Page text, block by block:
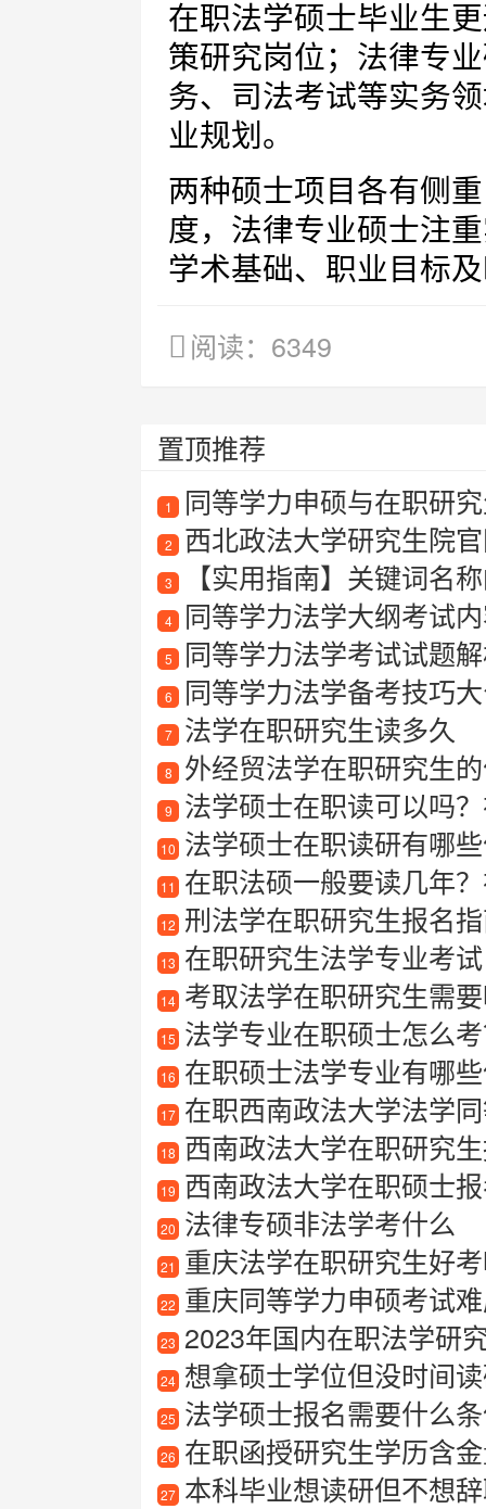
在职法学硕士毕业生
策研究岗位；法律专
务、司法考试等实务
业规划。
两种硕士项目各有侧
度，法律专业硕士注
学术基础、职业目标
阅读：6349
置顶推荐
1 同等学力申硕与在职研
2 西北政法大学研究生院
3 【实用指南】关键词名
4 同等学力法学大纲考试
5 同等学力法学考试试题
6 同等学力法学备考技巧
7 法学在职研究生读多久
8 外经贸法学在职研究生
9 法学硕士在职读可以吗
10 法学硕士在职读研有哪
11 在职法硕一般要读几年
12 刑法学在职研究生报名
13 在职研究生法学专业考试
14 考取法学在职研究生需要
15 法学专业在职硕士怎么
16 在职硕士法学专业有哪些
17 在职西南政法大学法学
18 西南政法大学在职研究生报考
19 西南政法大学在职硕士
20 法律专硕非法学考什么
21 重庆法学在职研究生好
22 重庆同等学力申硕考试
23 2023年国内在职法学研究生
24 想拿硕士学位但没时间
25 法学硕士报名需要什么
26 在职函授研究生学历含
27 本科毕业想读研但不想